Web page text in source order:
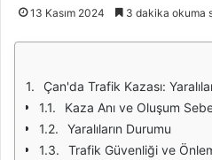
13 Kasım 2024 3 dakika okuma
Çan'da Trafik Kazası:
Kaza Anı ve Oluşum
Yaralıların Durumu
Trafik Güvenliği ve